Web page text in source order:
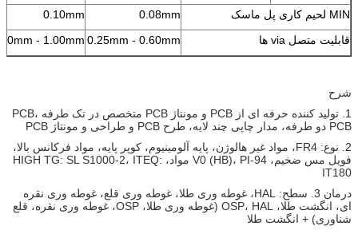
MIN لحیم کاری پل ماسک
0.08mm
0.10mm
قابلیت متصل via ها
0.25mm - 0.60mm
- 1.00mm
شرح
1. تولید کننده حرفه ای از PCB و مونتاژ PCB متخصص در تک طرفه PCB،
PCB دو طرفه، مدار چاپی چند لایه، طرح PCB و طراحی و مونتاژ PCB
2. نوع: FR4، مواد غیر هالوژن، پایه آلومینیوم، کوپر پایه، مواد فرکانس بالا،
فویل مس ضخیم، 94-V0 (HB)، PI مواد، HIGH TG: SL S1000-2، ITEQ:
IT180
درمان 3. سطح: HAL، غوطه وری طلا، غوطه وری قلع، غوطه وری نقره
ای، انگشت طلا، OSP، HAL (غوطه وری طلا، OSP، غوطه وری نقره، قلع
شناوری) + انگشت طلا